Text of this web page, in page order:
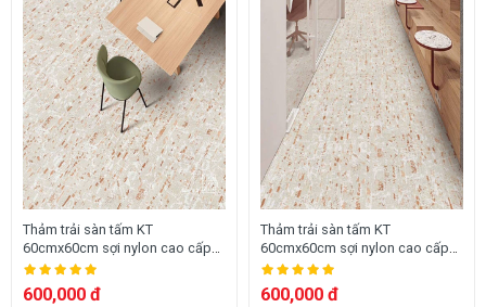
Thảm trải sàn tấm KT
60cmx60cm sợi nylon cao cấp
dày 9mm HCO-LUMINA 03 HNO
600,000 đ
Thảm trải sàn tấm KT
60cmx60cm sợi nylon cao cấp
dày 9mm HCO-LUMINA 05 HNO
600,000 đ